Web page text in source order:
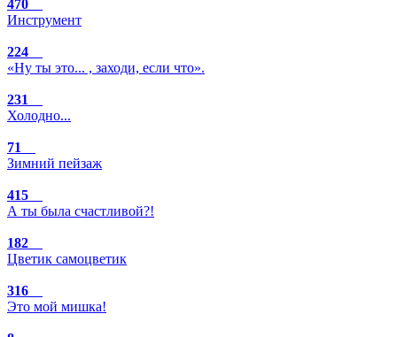
470
Инструмент
224
«Ну ты это... , заходи, если что».
231
Холодно...
71
Зимний пейзаж
415
А ты была счастливой?!
182
Цветик самоцветик
316
Это мой мишка!